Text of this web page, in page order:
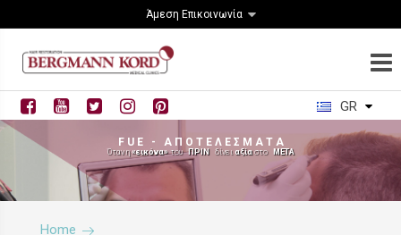
Άμεση Επικοινωνία
GR
F U E - Α Π Ο Τ Ε Λ Ε Σ Μ Α Τ Α
Όταν η«εικόνα»τουΠΡΙΝδίνει αξίαστο ΜΕΤΑ
Home